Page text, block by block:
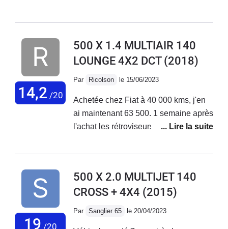
de route. Malheureusement aucune
voiture vieillit très mal, tout se met à
déconner et les réparations
de leurs défauts de fabrication !
J'adore ma voiture mais au vu des
coûts de réparations faramineux, des
cesse... Je vais la revendre.
14,2 /20
500 X 1.4 MULTIAIR 140
LOUNGE 4X2 DCT(2018)
Par Ricolson le 15/06/2023
Achetée chez Fiat à 40 000 kms, j'en
ai maintenant 63 500. 1 semaine après
l'achat les rétroviseurs électriques ne
en concession. Plus gênant, 2 mois
mode dégradé. Retour en concession
en dépanneuse; problème de
19 /20
500 X 2.0 MULTIJET 140
CROSS + 4X4 (2015)
Par Sanglier 65 le 20/04/2023